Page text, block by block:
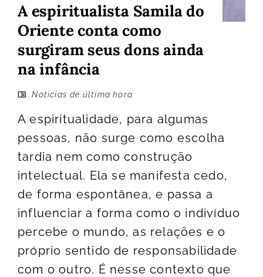
A espiritualista Samila do
Oriente conta como
surgiram seus dons ainda
na infância
Noticias de última hora
A espiritualidade, para algumas
pessoas, não surge como escolha
tardia nem como construção
intelectual. Ela se manifesta cedo,
de forma espontânea, e passa a
influenciar a forma como o indivíduo
percebe o mundo, as relações e o
próprio sentido de responsabilidade
com o outro. É nesse contexto que